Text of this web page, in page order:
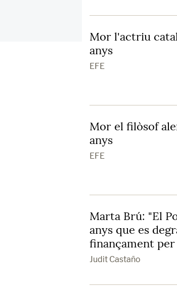
Mor l'actriu
anys
EFE
Mor el filòsof
anys
EFE
Marta Brú: "El
anys que es
finançament
Judit Castaño